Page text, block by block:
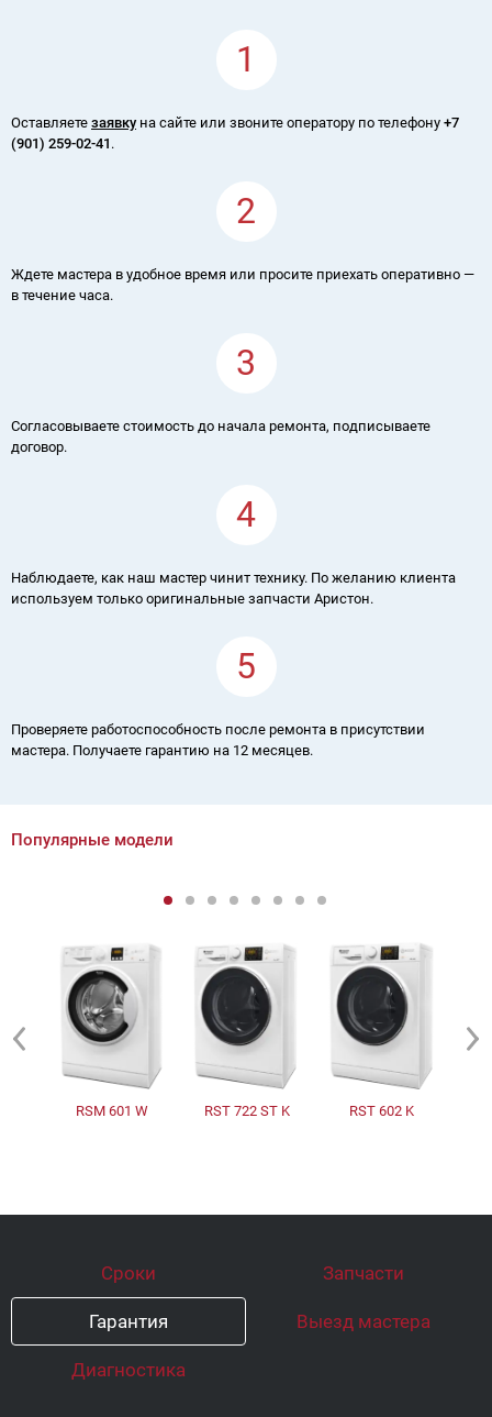
1
Оставляете заявку на сайте или звоните оператору по телефону +7
(901) 259-02-41 .
2
Ждете мастера в удобное время или просите приехать оперативно —
в течение часа.
3
Согласовываете стоимость до начала ремонта, подписываете
договор.
4
Наблюдаете, как наш мастер чинит технику. По желанию клиента
используем только оригинальные запчасти Аристон.
5
Проверяете работоспособность после ремонта в присутствии
мастера. Получаете гарантию на 12 месяцев.
Популярные модели
RSM 601 W RST 722 ST K RST 602 K
Сроки Запчасти
Гарантия Выезд мастера
Диагностика